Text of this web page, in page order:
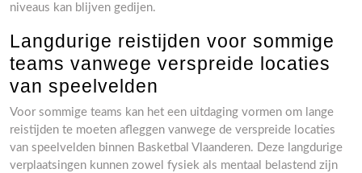
niveaus kan blijven gedijen.
Langdurige reistijden voor sommige
teams vanwege verspreide locaties
van speelvelden
Voor sommige teams kan het een uitdaging vormen om lange
reistijden te moeten afleggen vanwege de verspreide locaties
van speelvelden binnen Basketbal Vlaanderen. Deze langdurige
verplaatsingen kunnen zowel fysiek als mentaal belastend zijn